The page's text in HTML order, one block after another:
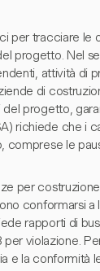
per tracciare le
progetto. Nel
attività di
di
progetto,
richiede che i
comprese le
per
conformarsi
rapporti di
violazione.
e la conformità